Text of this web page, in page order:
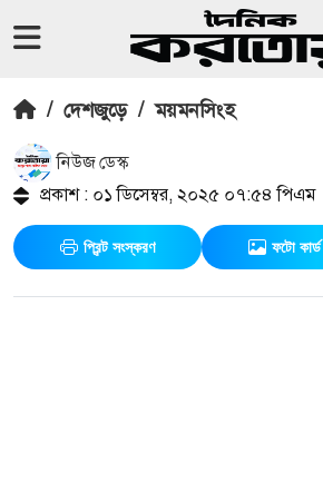
/ দেশজুড়ে / ময়মনসিংহ
নিউজ ডেস্ক
প্রকাশ : ০১ ডিসেম্বর, ২০২৫ ০৭:৫৪ পিএম
প্রিন্ট সংস্করণ ফটো কার্ড